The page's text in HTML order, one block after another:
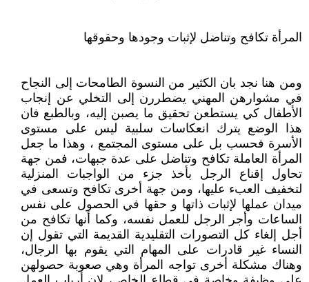
المرأة تكافح وتناضل لإثبات وجودها وحقوقها
ومن هنا نجد بان الكثير من النسوة الطامحات إلى النجاح
في مشوارهن المهني يضطررن إلى التخلي عن إنجاب
الأطفال كي يستطعن تحقيق ما يصبن إليه، وبالطبع فان
هذا الوضع يترك انعكاسات سلبية ليس على مستوى
الأسرة فحسب بل على مستوى المجتمع ، وهذا ما جعل
المرأة العاملة تكافح وتناضل على عدة جبهات، فمن جهة
تحاول إقناع الرجل بأخذ جزء من الواجبات المنزلية
لتخفيف العبء عليها، ومن جهة أخرى تكافح وتسعى في
ميدان عملها لإثبات ذاتها و حقها في الحصول على نفس
الساعات وأجر الرجل للعمل نفسه، وكما أنها تكافح من
أجل إلغاء كل التصورات التقليدية القديمة التي تقول إن
النساء غير قادرات على المهام التي يقوم بها الرجال،
وهناك مشكلة أخرى تواجه المرأة وهي صعوبة حصولهن